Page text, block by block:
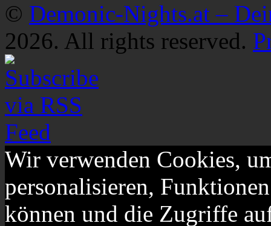
© Demonic-Nights.at –
2026. All rights reserved.
Wir verwenden Cookies,
personalisieren,
können und die Zugriffe